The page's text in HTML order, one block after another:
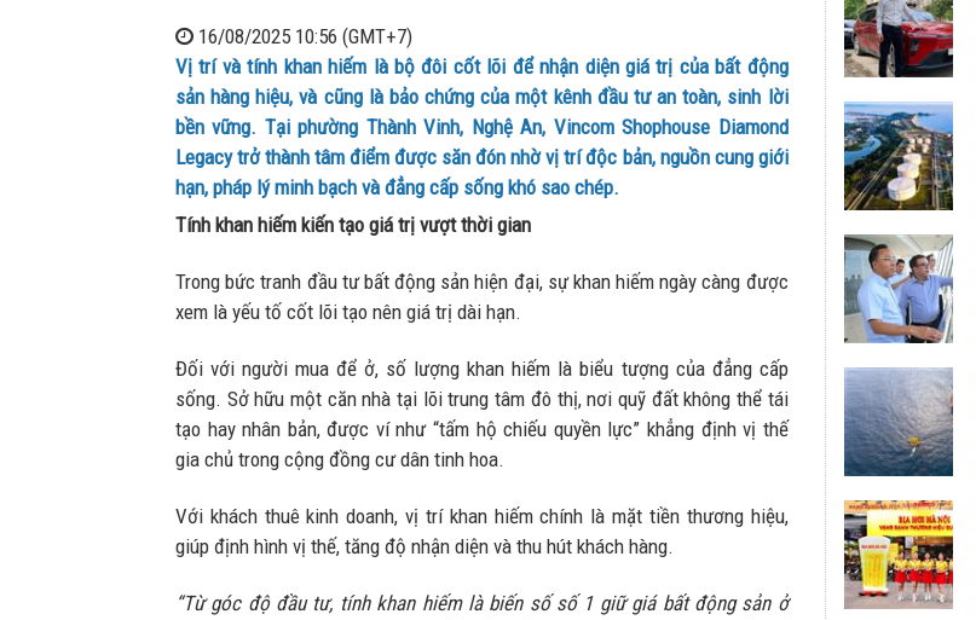
16/08/2025 10:56 (GMT+7)
Vị trí và tính khan hiếm là bộ đôi cốt lõi để nhận diện giá trị của bất động
sản hàng hiệu, và cũng là bảo chứng của một kênh đầu tư an toàn, sinh lời
bền vững. Tại phường Thành Vinh, Nghệ An, Vincom Shophouse Diamond
Legacy trở thành tâm điểm được săn đón nhờ vị trí độc bản, nguồn cung giới
hạn, pháp lý minh bạch và đẳng cấp sống khó sao chép.
Tính khan hiếm kiến tạo giá trị vượt thời gian
Trong bức tranh đầu tư bất động sản hiện đại, sự khan hiếm ngày càng được
xem là yếu tố cốt lõi tạo nên giá trị dài hạn.
Đối với người mua để ở, số lượng khan hiếm là biểu tượng của đẳng cấp
sống. Sở hữu một căn nhà tại lõi trung tâm đô thị, nơi quỹ đất không thể tái
tạo hay nhân bản, được ví như “tấm hộ chiếu quyền lực” khẳng định vị thế
gia chủ trong cộng đồng cư dân tinh hoa.
Với khách thuê kinh doanh, vị trí khan hiếm chính là mặt tiền thương hiệu,
giúp định hình vị thế, tăng độ nhận diện và thu hút khách hàng.
“Từ góc độ đầu tư, tính khan hiếm là biến số số 1 giữ giá bất động sản ở